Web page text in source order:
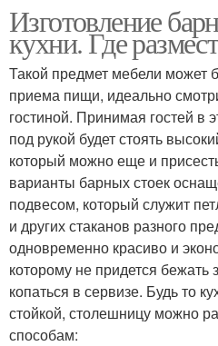
Стойка для барной
Изготовление
кухни. Где
Такой предмет мебели может
приема пищи, идеально
гостиной. Принимая гостей в
под рукой будет стоять
который можно еще и
варианты барных стоек
подвесом, который служит
и других стаканов разного
одновременно красиво и
которому не придется бежать
копаться в сервизе. Будь то
стойкой, столешницу можно
способам: